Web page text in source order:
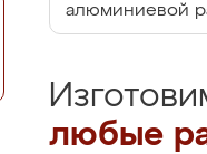
алюминиевой
любые